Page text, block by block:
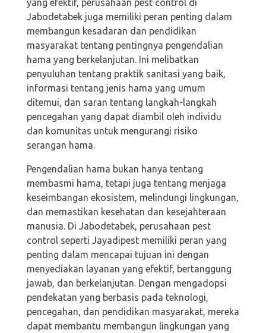
yang efektif, perusahaan pest control di
Jabodetabek juga memiliki peran penting dalam
membangun kesadaran dan pendidikan
masyarakat tentang pentingnya pengendalian
hama yang berkelanjutan. Ini melibatkan
penyuluhan tentang praktik sanitasi yang baik,
informasi tentang jenis hama yang umum
ditemui, dan saran tentang langkah-langkah
pencegahan yang dapat diambil oleh individu
dan komunitas untuk mengurangi risiko
serangan hama.
Pengendalian hama bukan hanya tentang
membasmi hama, tetapi juga tentang menjaga
keseimbangan ekosistem, melindungi lingkungan,
dan memastikan kesehatan dan kesejahteraan
manusia. Di Jabodetabek, perusahaan pest
control seperti Jayadipest memiliki peran yang
penting dalam mencapai tujuan ini dengan
menyediakan layanan yang efektif, bertanggung
jawab, dan berkelanjutan. Dengan mengadopsi
pendekatan yang berbasis pada teknologi,
pencegahan, dan pendidikan masyarakat, mereka
dapat membantu membangun lingkungan yang